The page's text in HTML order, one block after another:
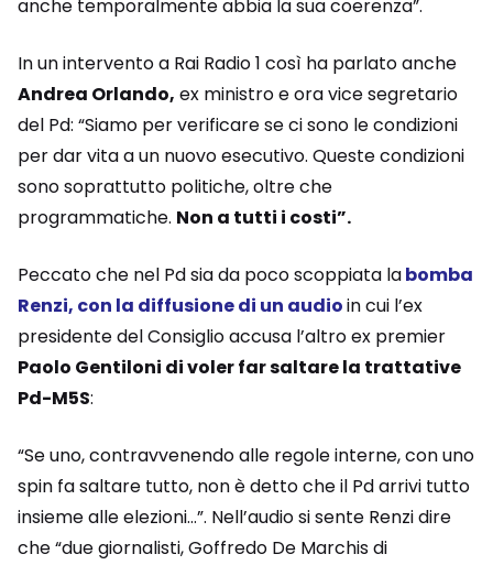
anche temporalmente abbia la sua coerenza”.
In un intervento a Rai Radio 1 così ha parlato anche
Andrea Orlando, ex ministro e ora vice segretario
del Pd: “Siamo per verificare se ci sono le condizioni
per dar vita a un nuovo esecutivo. Queste condizioni
sono soprattutto politiche, oltre che
programmatiche. Non a tutti i costi”.
Peccato che nel Pd sia da poco scoppiata labomba
Renzi, con la diffusione di un audioin cui l’ex
presidente del Consiglio accusa l’altro ex premier
Paolo Gentiloni di voler far saltare la trattative
Pd-M5S:
“Se uno, contravvenendo alle regole interne, con uno
spin fa saltare tutto, non è detto che il Pd arrivi tutto
insieme alle elezioni…”. Nell’audio si sente Renzi dire
che “due giornalisti, Goffredo De Marchis di